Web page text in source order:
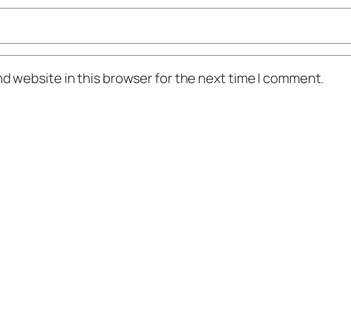
website in this browser for the next time I comment.